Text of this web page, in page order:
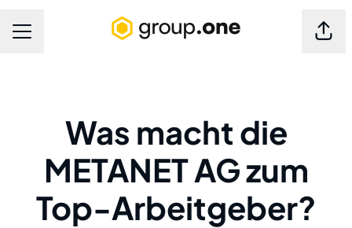
Karrieremenü
Was macht die
METANET AG zum
Top-Arbeitgeber?